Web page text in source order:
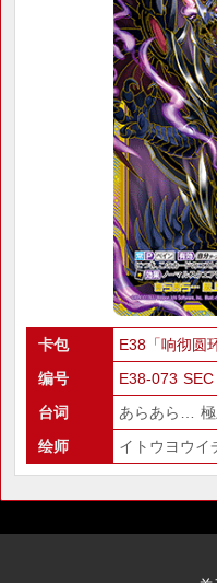
卡包
E38「响彻圆
编号
E38-073 SEC
台词
あらあら… 極
绘师
イトウヨウイ